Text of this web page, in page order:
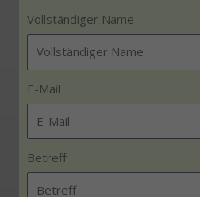
Vollständiger Name
E-Mail
Betreff